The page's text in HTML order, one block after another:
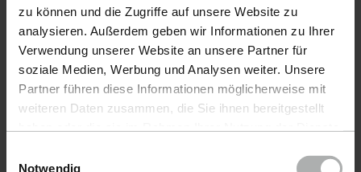
zu können und die Zugriffe auf unsere Website zu
analysieren. Außerdem geben wir Informationen zu Ihrer
Verwendung unserer Website an unsere Partner für
soziale Medien, Werbung und Analysen weiter. Unsere
Partner führen diese Informationen möglicherweise mit
weiteren Daten zusammen, die Sie ihnen bereitgestellt
Einstellungen zu den Cookies finden Sie unter
Notwendig